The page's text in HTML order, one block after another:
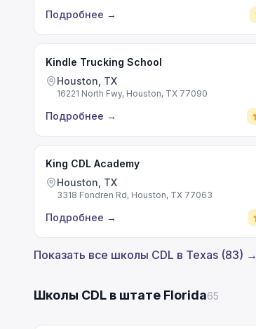
Подробнее →
Kindle Trucking School
Houston, TX
16221 North Fwy, Houston, TX 77090
Подробнее →
King CDL Academy
Houston, TX
3318 Fondren Rd, Houston, TX 77063
Подробнее →
Показать все школы CDL в Texas (83) →
Школы CDL в штате Florida65